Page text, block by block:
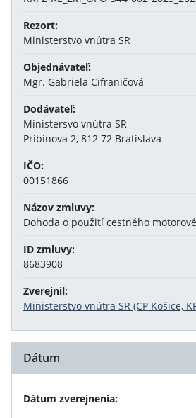
Rezort:
Ministerstvo vnútra SR
Objednávateľ:
Mgr. Gabriela Cifraničová
Dodávateľ:
Ministersvo vnútra SR
Pribinova 2, 812 72 Bratislava
IČO:
00151866
Názov zmluvy:
Dohoda o použití cestného
ID zmluvy:
8683908
Zverejnil:
Ministerstvo vnútra SR (CP Košice,
Dátum
Dátum zverejnenia: